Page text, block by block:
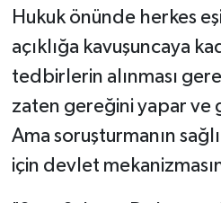
Hukuk önünde herkes
açıklığa kavuşuncaya
tedbirlerin alınması
zaten gereğini yapar ve
Ama soruşturmanın
için devlet